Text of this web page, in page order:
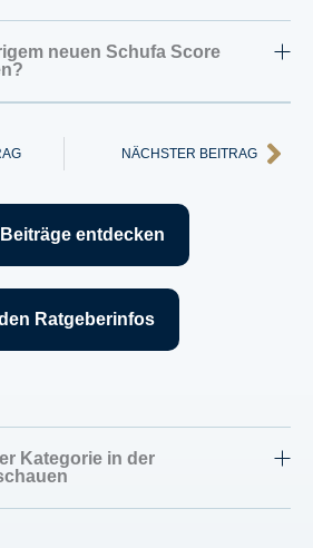
neuen Schufa Score
NÄCHSTER BEITRAG
entdecken
Ratgeberinfos
Kategorie in der